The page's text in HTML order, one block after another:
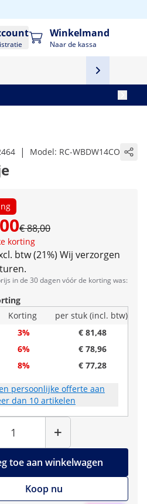
Winkelmand
Naar de kassa
| Model: RC-WBDW14CO
€ 88,00
korting
btw (21%) Wij verzorgen
in de 30 dagen vóór de korting was:
Korting
per stuk (incl. btw)
3%
€ 81,48
6%
€ 78,96
8% € 77,28
persoonlijke offerte aan
dan 10 artikelen
Hoeveelheid
+
toe aan winkelwagen
Koop nu